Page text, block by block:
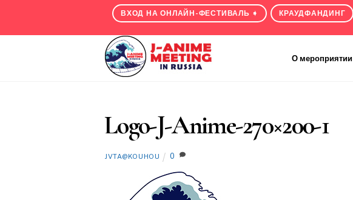
ВХОД НА ОНЛАЙН-ФЕСТИВАЛЬ ➧ КРАУДФАНДИНГ
О мероприятии
Logo-J-Anime-270×200-1
JVTA@KOUHOU 0